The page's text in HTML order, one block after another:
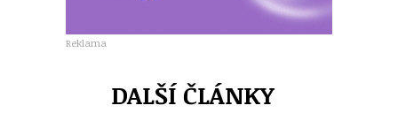
Reklama
DALŠÍ ČLÁNKY